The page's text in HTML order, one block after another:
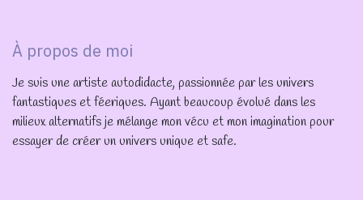
À propos de moi
Je suis une artiste autodidacte, passionnée par les univers
fantastiques et féeriques. Ayant beaucoup évolué dans les
milieux alternatifs je mélange mon vécu et mon imagination pour
essayer de créer un univers unique et safe.